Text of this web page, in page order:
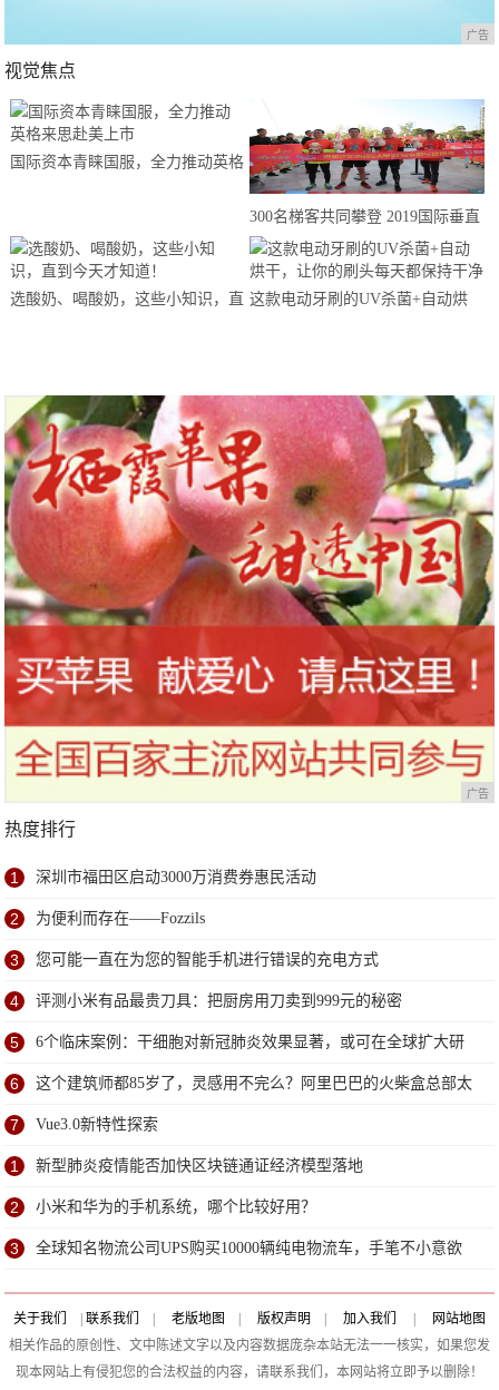
广告
视觉焦点
国际资本青睐国服，全力推动英格
300名梯客共同攀登 2019国际垂直
马拉松超级精英赛顺德海骏达中心
站欢乐开跑
选酸奶、喝酸奶，这些小知识，直 这款电动牙刷的UV杀菌+自动烘
广告
热度排行
1 深圳市福田区启动3000万消费券惠民活动
2 为便利而存在——Fozzils
3 您可能一直在为您的智能手机进行错误的充电方式
4 评测小米有品最贵刀具：把厨房用刀卖到999元的秘密
5 6个临床案例：干细胞对新冠肺炎效果显著，或可在全球扩大研
究
6 这个建筑师都85岁了，灵感用不完么？阿里巴巴的火柴盒总部太
赞了
7 Vue3.0新特性探索
1 新型肺炎疫情能否加快区块链通证经济模型落地
2 小米和华为的手机系统，哪个比较好用？
3 全球知名物流公司UPS购买10000辆纯电物流车，手笔不小意欲
何为？
关于我们 联系我们 老版地图 版权声明 加入我们
网站地图
相关作品的原创性、文中陈述文字以及内容数据庞杂本站无法一一核实，如果您发
现本网站上有侵犯您的合法权益的内容，请联系我们，本网站将立即予以删除！